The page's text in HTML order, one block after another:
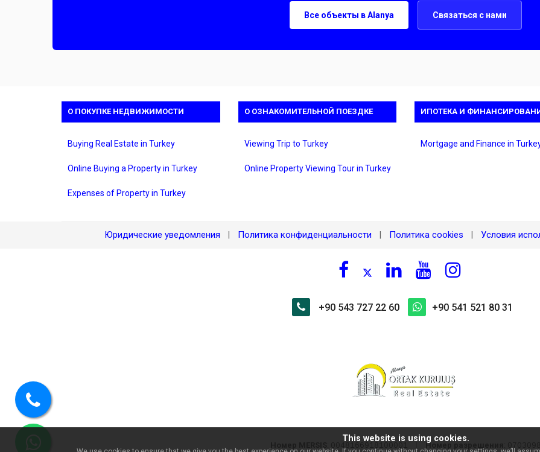
Все объекты в Alanya Связаться с нами
О ПОКУПКЕ НЕДВИЖИМОСТИ
Buying Real Estate in Turkey
Online Buying a Property in Turkey
Expenses of Property in Turkey
О ОЗНАКОМИТЕЛЬНОЙ ПОЕЗДКЕ
Viewing Trip to Turkey
Online Property Viewing Tour in Turkey
ИПОТЕКА И
Mortgage and Finance in
Юридические уведомления Политика конфиденциальности Политика cookies Условия
+90 543 727 22 60 +90 541 521 80 31
0048166918100001 Номер разрешения 0703098
Позвоните
нам
This website is using cookies.